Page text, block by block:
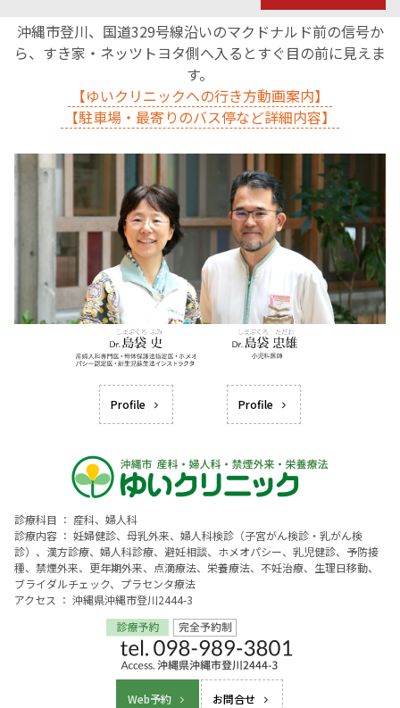
沖縄市登川、国道329号線沿いのマクドナルド前の信号か
ら、すき家・ネッツトヨタ側へ入るとすぐ目の前に見えま
す。
【ゆいクリニックへの行き方動画案内】
【駐車場・最寄りのバス停など詳細内容】
Profile Profile
診療科目 ： 産科、婦人科
診療内容 ： 妊婦健診、母乳外来、婦人科検診（子宮がん検診・乳がん検
診）、漢方診療、婦人科診療、避妊相談、ホメオパシー、乳児健診、予防接
種、禁煙外来、更年期外来、点滴療法、栄養療法、不妊治療、生理日移動、
ブライダルチェック、プラセンタ療法
アクセス ： 沖縄県沖縄市登川2444-3
Web予約 お問合せ